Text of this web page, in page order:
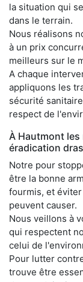
la situation qui
dans le terrain.
Nous réalisons
à un prix
meilleurs sur le
A chaque
appliquons les
sécurité
respect de
À Hautmont
éradication
Notre pour
être la bonne
fourmis, et
peuvent causer.
Nous veillons à
qui respectent
celui de
Pour lutter
trouve être